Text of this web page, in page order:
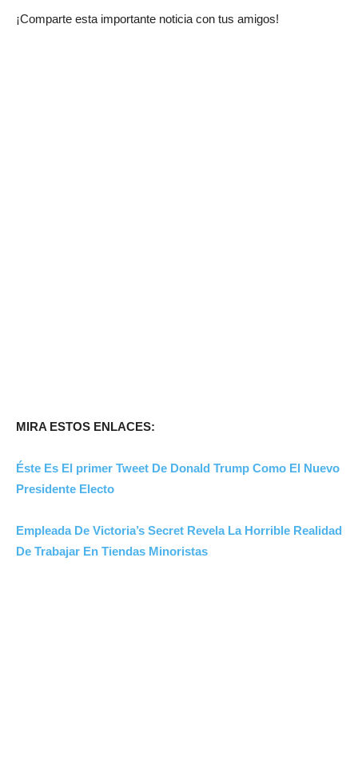
¡Comparte esta importante noticia con tus amigos!
MIRA ESTOS ENLACES:
Éste Es El primer Tweet De Donald Trump Como El Nuevo
Presidente Electo
Empleada De Victoria’s Secret Revela La Horrible Realidad
De Trabajar En Tiendas Minoristas